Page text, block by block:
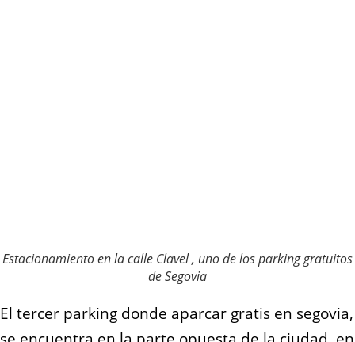
Estacionamiento en la calle Clavel , uno de los parking gratuitos
de Segovia
El tercer parking donde aparcar gratis en segovia,